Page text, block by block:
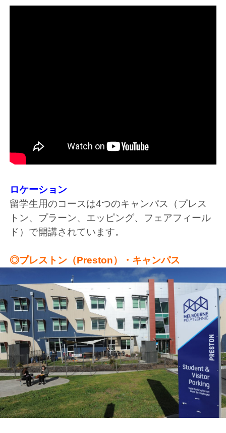
ロケーション
留学生用のコースは4つのキャンパス（プレス
トン、プラーン、エッピング、フェアフィール
ド）で開講されています。
◎プレストン（Preston）・キャンパス